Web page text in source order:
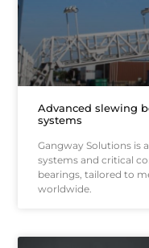
Advanced slewing
systems
Gangway Solutions is
systems and critical
bearings, tailored to
worldwide.